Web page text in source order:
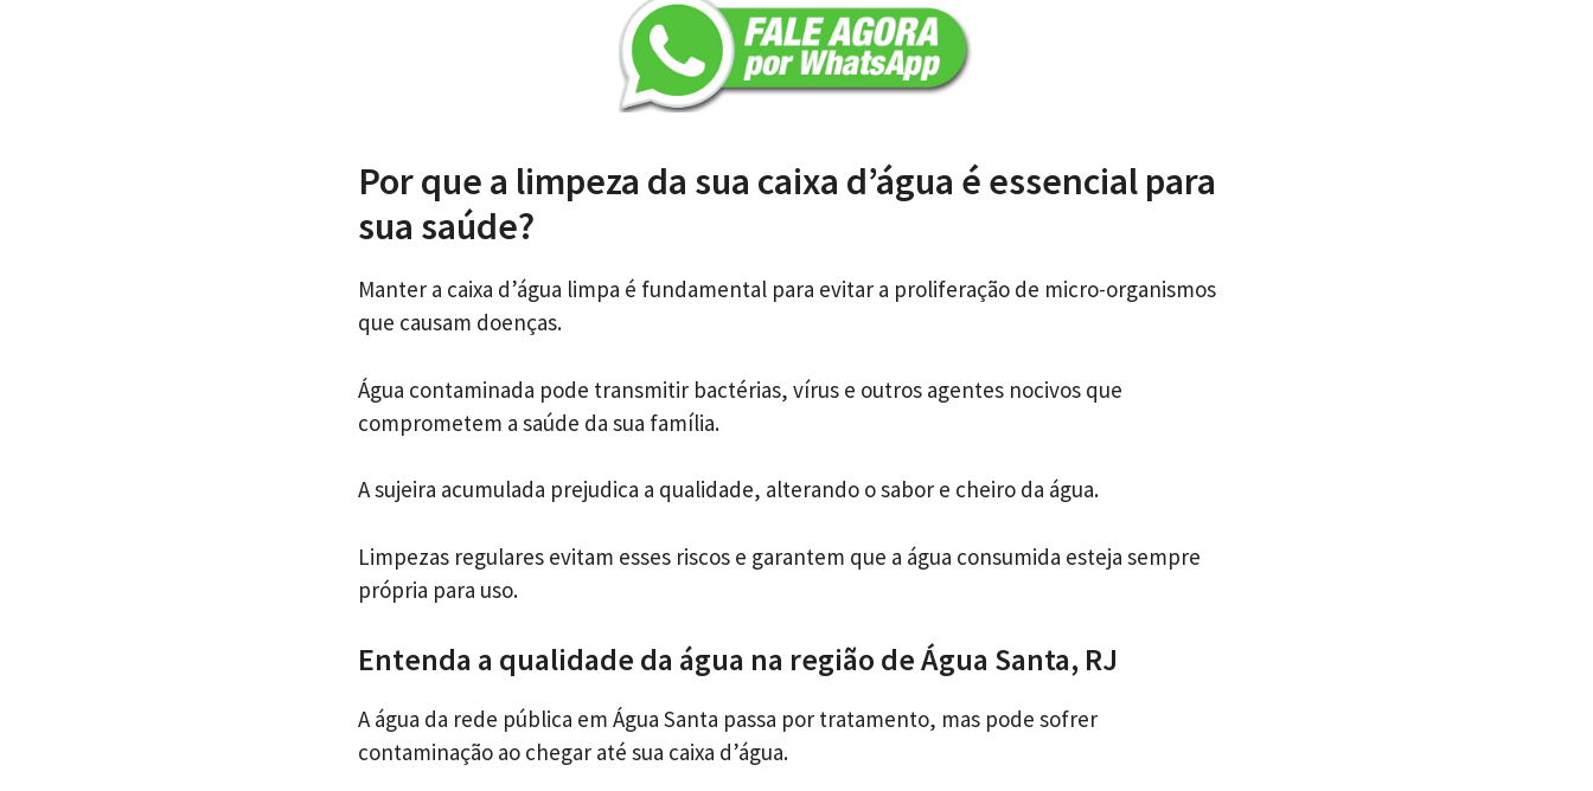
Por que a limpeza da sua caixa d’água é essencial para
sua saúde?
Manter a caixa d’água limpa é fundamental para evitar a proliferação de micro-organismos
que causam doenças.
Água contaminada pode transmitir bactérias, vírus e outros agentes nocivos que
comprometem a saúde da sua família.
A sujeira acumulada prejudica a qualidade, alterando o sabor e cheiro da água.
Limpezas regulares evitam esses riscos e garantem que a água consumida esteja sempre
própria para uso.
Entenda a qualidade da água na região de Água Santa, RJ
A água da rede pública em Água Santa passa por tratamento, mas pode sofrer
contaminação ao chegar até sua caixa d’água.